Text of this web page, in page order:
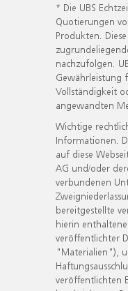
* Die UBS
Quotierungen
Produkten.
nachzufolgen.
Gewährleistung
Vollständigkeit
angewandten
Wichtige
Informationen.
auf diese
AG und/oder
verbundenen
bereitgestellte
hierin
veröffentlichter
"Materialien"),
veröffentlichten